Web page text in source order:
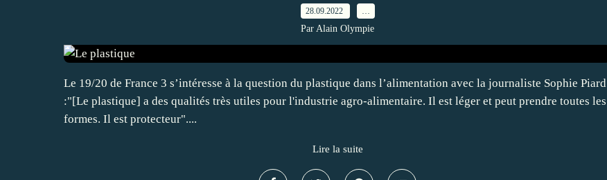
28.09.2022 …
Par Alain Olympie
Le 19/20 de France 3 s’intéresse à la question du plastique dans l’alimentation avec la journaliste Sophie Piard
:"[Le plastique] a des qualités très utiles pour l'industrie agro-alimentaire. Il est léger et peut prendre toutes les
formes. Il est protecteur"....
Lire la suite